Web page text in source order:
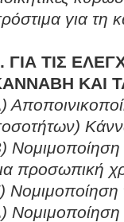
για τη
ΓΙΑ ΤΙΣ
ΚΑΙ
Νομιμοποίηση
προσωπική
Νομιμοποίηση
Νομιμοποίηση